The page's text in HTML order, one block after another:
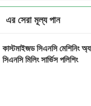
এর সেরা মূল্য পান
কাস্টমাইজড সিএনসি মেশিনিং
সিএনসি মিলিং সার্ভিস পলিশিং